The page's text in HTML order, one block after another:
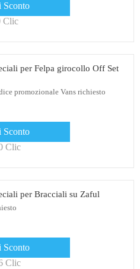
Sconto
Clic
per Felpa girocollo Off Set
promozionale Vans richiesto
Sconto
Clic
per Bracciali su Zaful
Sconto
Clic